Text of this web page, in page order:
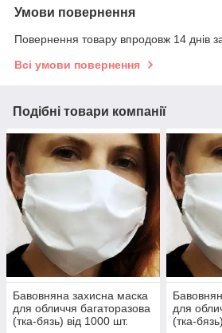
Умови повернення
Повернення товару впродовж 14 днів
Всі умови повернення
Подібні товари компанії
Бавовняна захисна маска
для обличчя багаторазова
(тка-бязь) від 1000 шт.
для
(тка-